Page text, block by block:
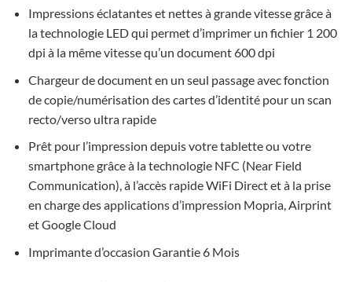
Impressions éclatantes et nettes à grande vitesse grâce à
la technologie LED qui permet d’imprimer un fichier 1 200
dpi à la même vitesse qu’un document 600 dpi
Chargeur de document en un seul passage avec fonction
de copie/numérisation des cartes d’identité pour un scan
recto/verso ultra rapide
Prêt pour l’impression depuis votre tablette ou votre
smartphone grâce à la technologie NFC (Near Field
Communication), à l’accès rapide WiFi Direct et à la prise
en charge des applications d’impression Mopria, Airprint
et Google Cloud
Imprimante d’occasion Garantie 6 Mois